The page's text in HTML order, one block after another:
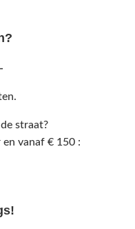
straat?
vanaf € 150 :